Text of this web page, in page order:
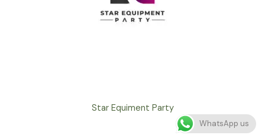
Star Equiment Party
WhatsApp us